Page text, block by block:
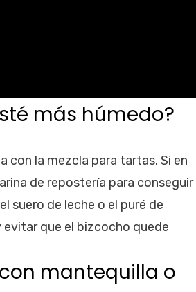
más húmedo?
con la mezcla para tartas. Si en
de repostería para conseguir
suero de leche o el puré de
que el bizcocho quede
mantequilla o